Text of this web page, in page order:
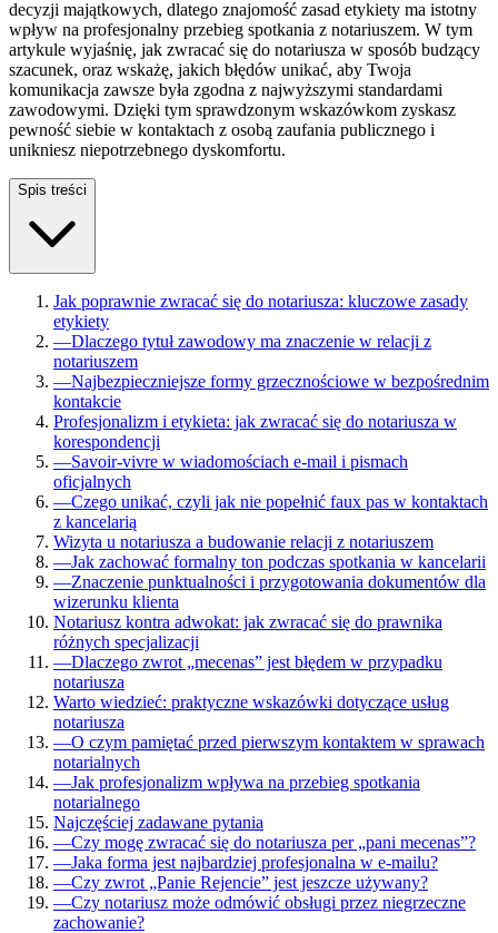
decyzji majątkowych, dlatego znajomość zasad etykiety ma istotny
wpływ na profesjonalny przebieg spotkania z notariuszem. W tym
artykule wyjaśnię, jak zwracać się do notariusza w sposób budzący
szacunek, oraz wskażę, jakich błędów unikać, aby Twoja
komunikacja zawsze była zgodna z najwyższymi standardami
zawodowymi. Dzięki tym sprawdzonym wskazówkom zyskasz
pewność siebie w kontaktach z osobą zaufania publicznego i
unikniesz niepotrzebnego dyskomfortu.
Spis treści
Jak poprawnie zwracać się do notariusza: kluczowe zasady
etykiety
—Dlaczego tytuł zawodowy ma znaczenie w relacji z
notariuszem
—Najbezpieczniejsze formy grzecznościowe w bezpośrednim
kontakcie
Profesjonalizm i etykieta: jak zwracać się do notariusza w
korespondencji
—Savoir-vivre w wiadomościach e-mail i pismach
oficjalnych
—Czego unikać, czyli jak nie popełnić faux pas w kontaktach
z kancelarią
Wizyta u notariusza a budowanie relacji z notariuszem
—Jak zachować formalny ton podczas spotkania w kancelarii
—Znaczenie punktualności i przygotowania dokumentów dla
wizerunku klienta
Notariusz kontra adwokat: jak zwracać się do prawnika
różnych specjalizacji
—Dlaczego zwrot „mecenas” jest błędem w przypadku
notariusza
Warto wiedzieć: praktyczne wskazówki dotyczące usług
notariusza
—O czym pamiętać przed pierwszym kontaktem w sprawach
notarialnych
—Jak profesjonalizm wpływa na przebieg spotkania
notarialnego
Najczęściej zadawane pytania
—Czy mogę zwracać się do notariusza per „pani mecenas”?
—Jaka forma jest najbardziej profesjonalna w e-mailu?
—Czy zwrot „Panie Rejencie” jest jeszcze używany?
—Czy notariusz może odmówić obsługi przez niegrzeczne
zachowanie?